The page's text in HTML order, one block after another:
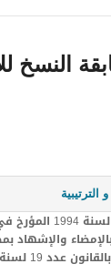
النسخ
الترتيبية
والإشهاد